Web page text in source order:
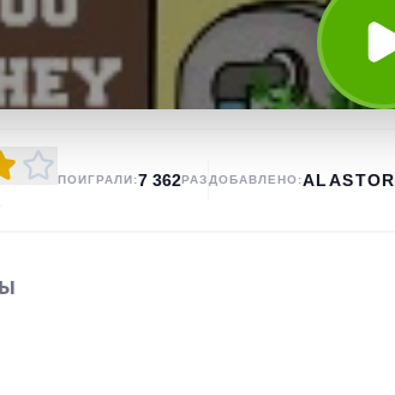
ПОИГРАЛИ:7 362РАЗ ДОБАВЛЕНО:ALASTOR